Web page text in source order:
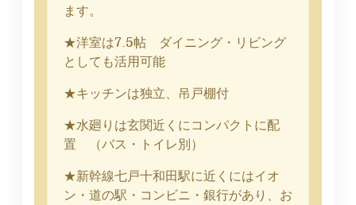
ます。
★洋室は7.5帖 ダイニング・リビング
としても活用可能
★キッチンは独立、吊戸棚付
★水廻りは玄関近くにコンパクトに配
置 （バス・トイレ別）
★新幹線七戸十和田駅に近くにはイオ
ン・道の駅・コンビニ・銀行があり、お